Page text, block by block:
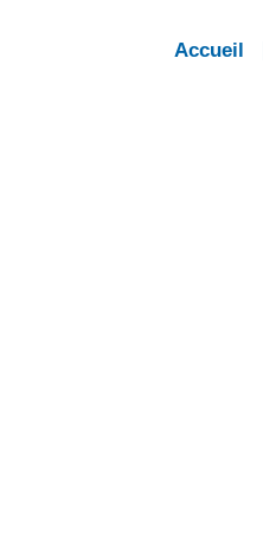
Accueil